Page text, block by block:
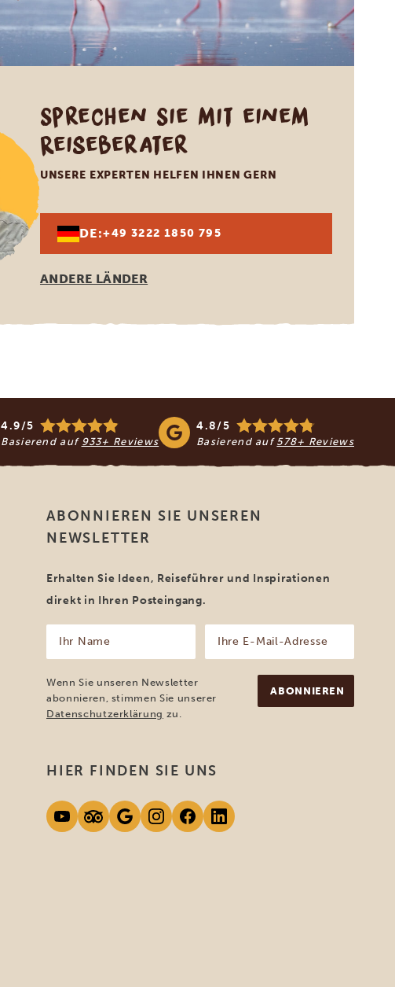
Sprechen Sie mit einem
Reiseberater
UNSERE EXPERTEN HELFEN IHNEN GERN
DE:+49 3222 1850 795
ANDERE LÄNDER
4.9/5
Basierend auf 933+ Reviews
4.8/5
Basierend auf 578+ Reviews
ABONNIEREN SIE UNSEREN
NEWSLETTER
Erhalten Sie Ideen, Reiseführer und Inspirationen
direkt in Ihren Posteingang.
Name
(erforderlich)
Mail-
(erforderlich)
Wenn Sie unseren Newsletter
abonnieren, stimmen Sie unserer
Datenschutzerklärung zu.
HIER FINDEN SIE UNS